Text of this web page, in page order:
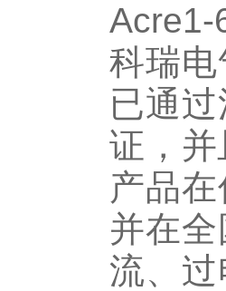
Acre1-
科瑞
已通
证，
产品
并在
流、